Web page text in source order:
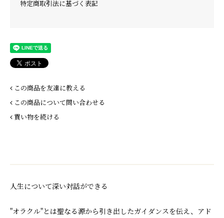
特定商取引法に基づく表記
この商品を友達に教える
この商品について問い合わせる
買い物を続ける
人生について深い対話ができる
"オラクル"とは聖なる源から引き出したガイダンスを伝え、アド